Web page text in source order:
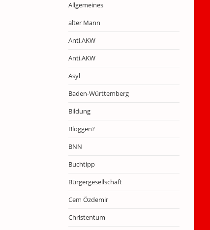
Allgemeines
alter Mann
Anti.AKW
Anti.AKW
Asyl
Baden-Württemberg
Bildung
Bloggen?
BNN
Buchtipp
Bürgergesellschaft
Cem Özdemir
Christentum